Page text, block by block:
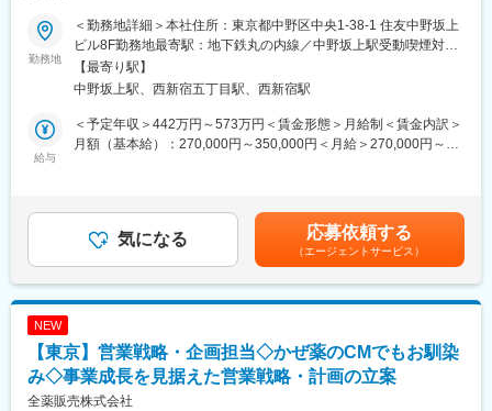
M&A戦略により、新たな地域への進出や介護事業、在宅医療サー
ビスにも拡大しています。
【働きやすい環境】
結婚休暇・服喪休暇・配偶者出産休暇・生理休業など従業員が働
きやすい環境を整えており、住宅手当や退職金（※要件有）も支給
されるため、長期的に就業しやすい環境です。
【業務概要】
調剤薬局やドラッグストアを全国に400店舗以上展開する当社に
て、財務担当として自社およびグループ会社資金管理を中心とし
た業務をご担当いただきます。
※財務経験がなくても、金融機関での営業経験や経理経験を活かし
て「財務としてのキャリアを築きたい方」も歓迎しています。
みデータ作成業務）
・インターネットバンキングシステム、キャッシュマネジメント
・資金調達業務サポート（借入、債権流動化）
・金融機関折衝サポート（交渉自体は上長が行います）
・グループの財務関連予算（利息等）の策定
勤務地
＜勤務地詳細＞本社住所：東京都中野区中央1-38-1 住友中野坂上
ビル8F勤務地最寄駅：地下鉄丸の内線／中野坂上駅受動喫煙対
策：屋内全面禁煙変更の範囲：会社の定める事業所
【最寄り駅】
中野坂上駅、西新宿五丁目駅、西新宿駅
給与
＜予定年収＞442万円～573万円＜賃金形態＞月給制＜賃金内訳＞
月額（基本給）：270,000円～350,000円＜月給＞270,000円～
円 主任：469万円～597万円残業20時間/月の場合:454万円～589
万円 主任：496万円～631万円賃金はあくまでも目安の金額であ
り、選考を通じて上下する可能性があります。月給(月額)は固定手
当を含めた表記です。
気になる 応募依頼する
（エージェントサービス）
NEW
【東京】営業戦略・企画担当◇かぜ薬のCMでもお馴染
み◇事業成長を見据えた営業戦略・計画の立案
全薬販売株式会社